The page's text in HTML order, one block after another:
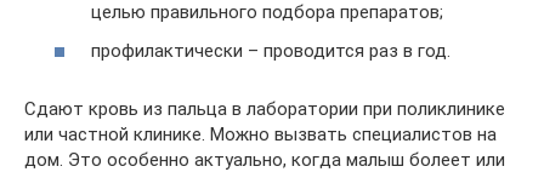
целью правильного подбора препаратов;
профилактически – проводится раз в год.
Сдают кровь из пальца в лаборатории при поликлинике
или частной клинике. Можно вызвать специалистов на
дом. Это особенно актуально, когда малыш болеет или